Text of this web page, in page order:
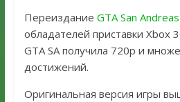
Переиздание GTA San Andreas
обладателей приставки Xbox
GTA SA получила 720p и
достижений.
Оригинальная версия игры